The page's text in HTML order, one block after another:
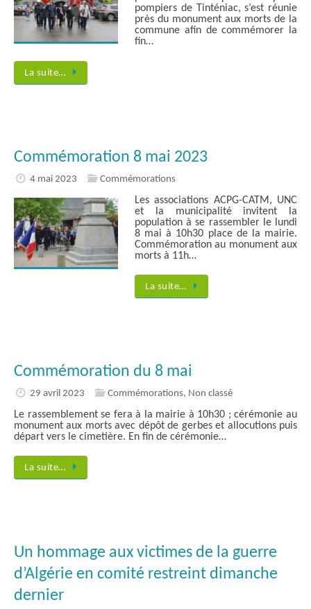
pompiers de Tinténiac, s’est réunie
près du monument aux morts de la
commune afin de commémorer la
fin…
La suite…
Commémoration 8 mai 2023
4 mai 2023 Commémorations
Les associations ACPG-CATM, UNC
et la municipalité invitent la
population à se rassembler le lundi
8 mai à 10h30 place de la mairie.
Commémoration au monument aux
morts à 11h…
La suite…
Commémoration du 8 mai
29 avril 2023 Commémorations, Non classé
Le rassemblement se fera à la mairie à 10h30 ; cérémonie au
monument aux morts avec dépôt de gerbes et allocutions puis
départ vers le cimetière. En fin de cérémonie…
La suite…
Un hommage aux victimes de la guerre
d’Algérie en comité restreint dimanche
dernier